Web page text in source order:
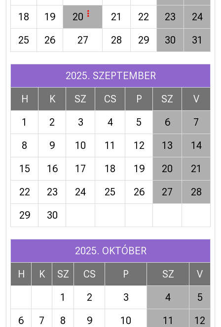
18
19 20 21 22 23
24
25
26 27 28 29 30 31
2025. SZEPTEMBER
H
K SZ CS P SZ
V
1
2 3 4 5 6
7
8
9 10 11 12 13
14
15
16 17 18 19 20
21
22
23 24 25 26 27
28
29
30
2025. OKTÓBER
H
K SZ CS P SZ
V
1
2 3 4
5
6
7 8 9 10 11
12